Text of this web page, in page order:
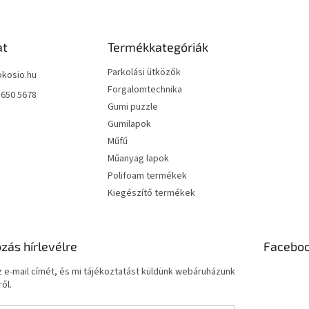
5678
Termékkategóriák
Parkolási ütközők
Forgalomtechnika
Gumi puzzle
Gumilapok
Műfű
Műanyag lapok
Polifoam termékek
Kiegészítő termékek
hírlevélre
e-mail címét, és mi tájékoztatást küldünk webáruházunk